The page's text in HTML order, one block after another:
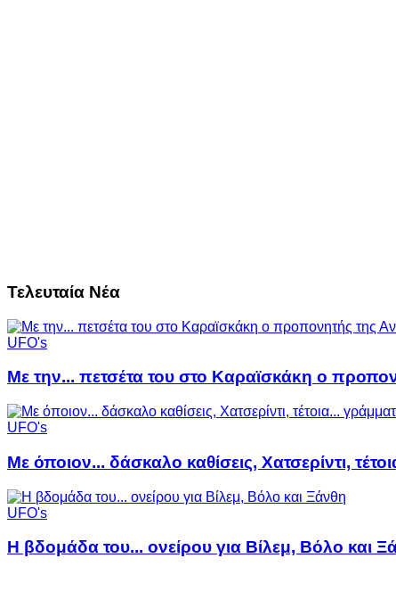
Τελευταία Νέα
UFO's
Με την... πετσέτα του στο Καραϊσκάκη ο
UFO's
Με όποιον... δάσκαλο καθίσεις, Χατσερίντι,
UFO's
Η βδομάδα του... ονείρου για Βίλεμ, Βόλο και